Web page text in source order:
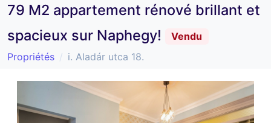
79 M2 appartement rénové brillant et
spacieux sur Naphegy!
Vendu
Propriétés
i. Aladár utca 18.